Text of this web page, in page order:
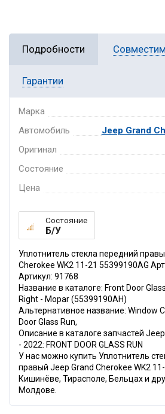
Подробности
Гарантии
Марка
Автомобиль
Jeep Grand
Оригинал
Состояние
Цена
Состояние
Б/У
Уплотнитель стекла передний
Cherokee WK2 11-21 55399190AG
Артикул: 91768
Название в каталоге: Front Door
Right - Mopar (55399190AH)
Альтернативное название: Window
Door Glass Run,
Описание в каталоге запчастей
- 2022: FRONT DOOR GLASS RUN
У нас можно купить Уплотнитель
правый Jeep Grand Cherokee WK2
Кишинёве, Тирасполе, Бельцах и
Молдове.